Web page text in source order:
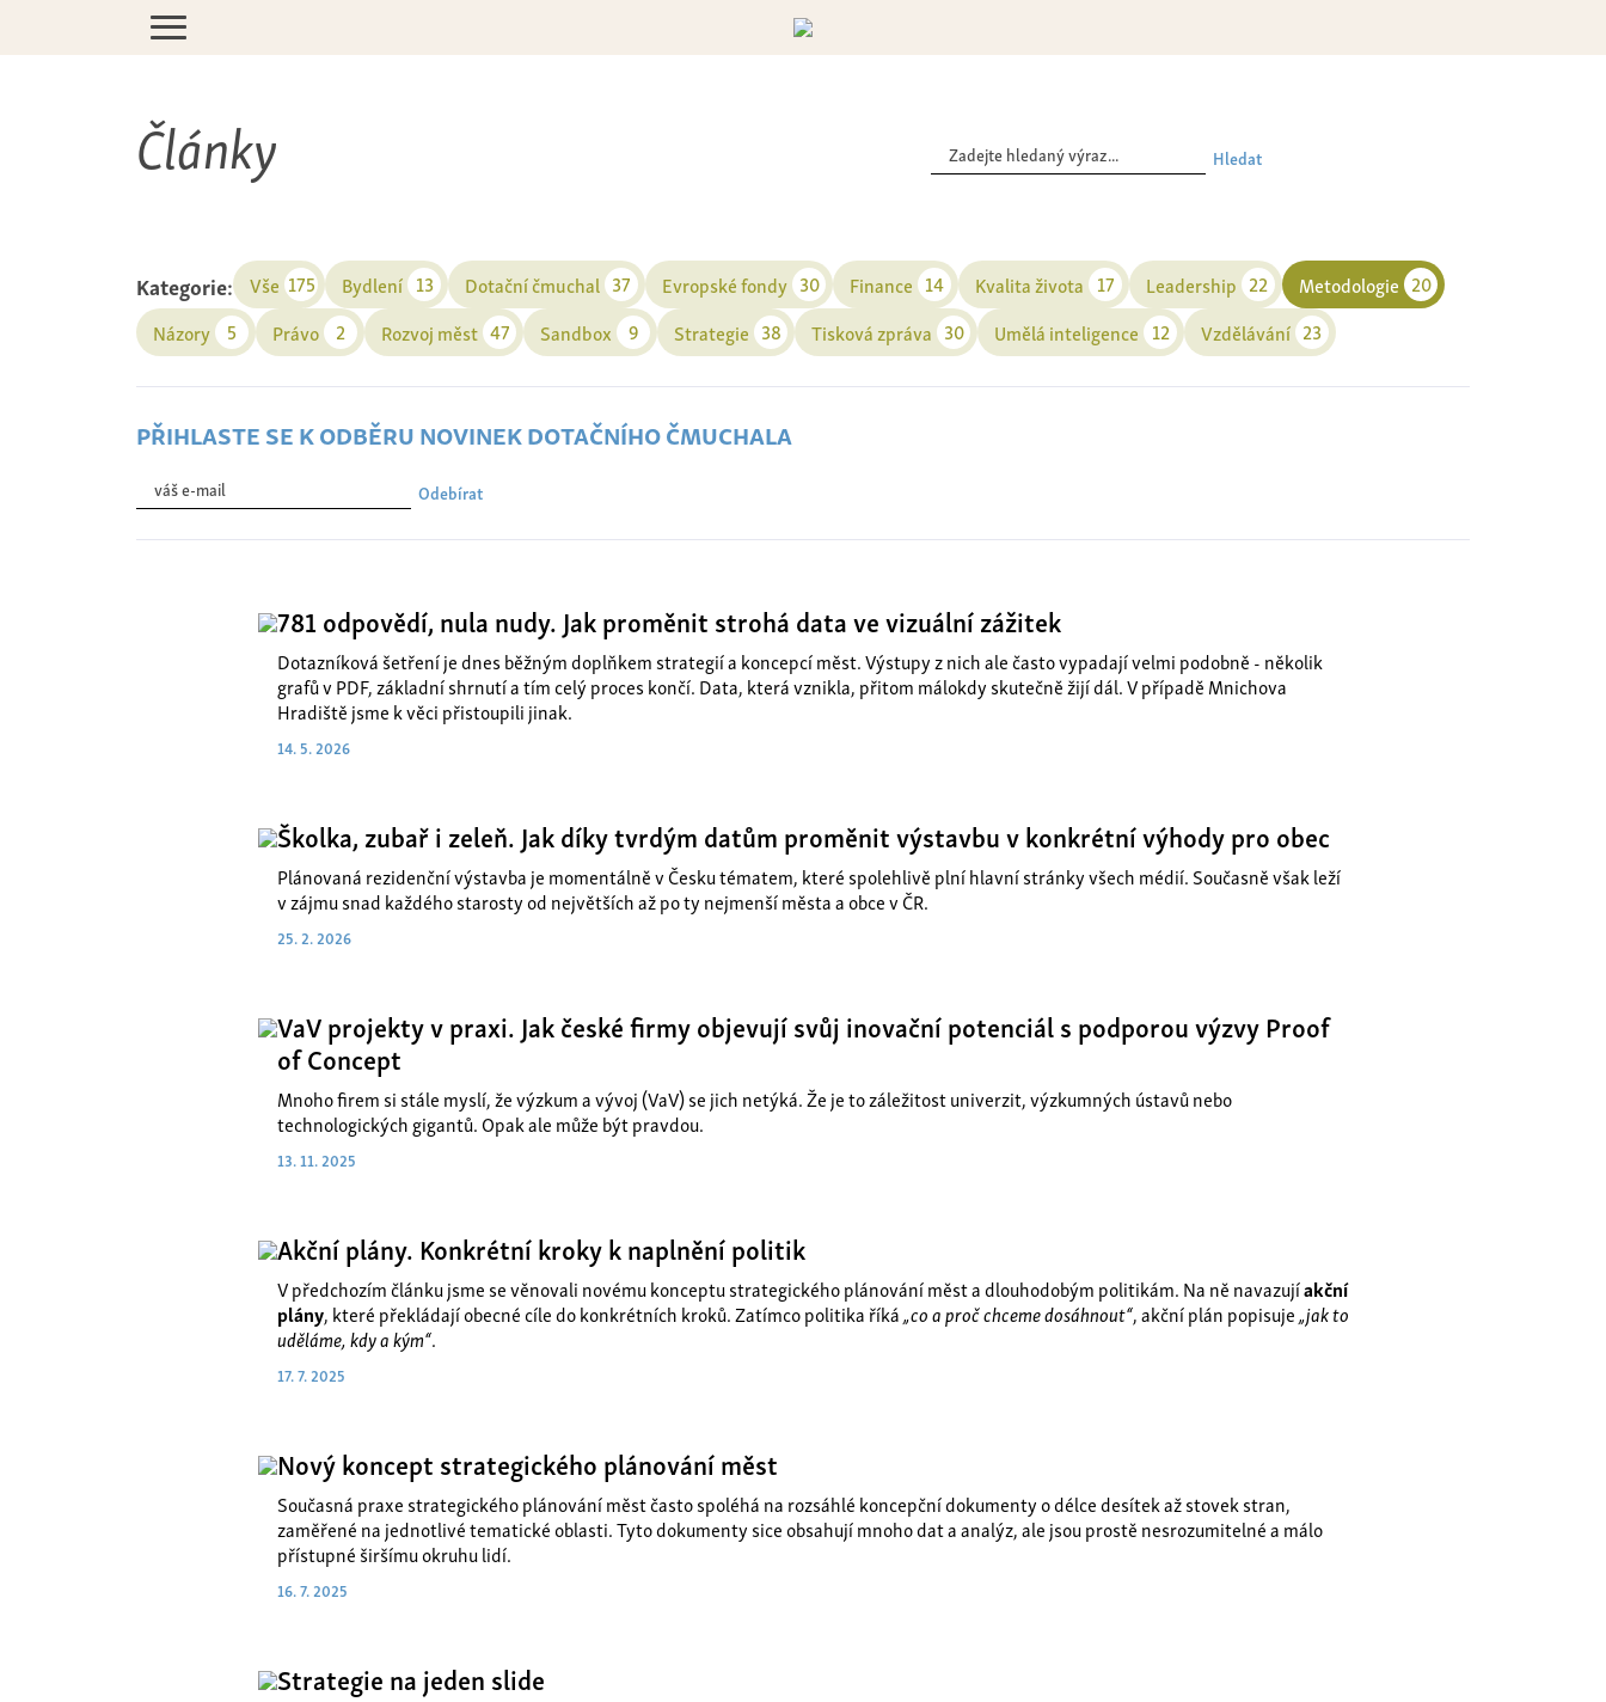
Články Hledat
Kategorie: Vše 175 Bydlení 13 Dotační čmuchal 37 Evropské fondy 30 Finance 14 Kvalita života 17 Leadership 22 Metodologie 20
Názory 5 Právo 2 Rozvoj měst 47 Sandbox 9 Strategie 38 Tisková zpráva 30 Umělá inteligence 12 Vzdělávání 23
přihlaste se k odběru novinek dotačního čmuchala
Odebírat
781 odpovědí, nula nudy. Jak proměnit strohá data ve vizuální zážitek
Dotazníková šetření je dnes běžným doplňkem strategií a koncepcí měst. Výstupy z nich ale často vypadají velmi podobně - několik
grafů v PDF, základní shrnutí a tím celý proces končí. Data, která vznikla, přitom málokdy skutečně žijí dál. V případě Mnichova
Hradiště jsme k věci přistoupili jinak.
14. 5. 2026
Školka, zubař i zeleň. Jak díky tvrdým datům proměnit výstavbu v konkrétní výhody pro obec
Plánovaná rezidenční výstavba je momentálně v Česku tématem, které spolehlivě plní hlavní stránky všech médií. Současně však leží
v zájmu snad každého starosty od největších až po ty nejmenší města a obce v ČR.
25. 2. 2026
VaV projekty v praxi. Jak české firmy objevují svůj inovační potenciál s podporou výzvy Proof
of Concept
Mnoho firem si stále myslí, že výzkum a vývoj (VaV) se jich netýká. Že je to záležitost univerzit, výzkumných ústavů nebo
technologických gigantů. Opak ale může být pravdou.
13. 11. 2025
Akční plány. Konkrétní kroky k naplnění politik
V předchozím článku jsme se věnovali novému konceptu strategického plánování měst a dlouhodobým politikám. Na ně navazujíakční
plány, které překládají obecné cíle do konkrétních kroků. Zatímco politika říká„co a proč chceme dosáhnout“, akční plán popisuje„jak to
uděláme, kdy a kým“.
17. 7. 2025
Nový koncept strategického plánování měst
Současná praxe strategického plánování měst často spoléhá na rozsáhlé koncepční dokumenty o délce desítek až stovek stran,
zaměřené na jednotlivé tematické oblasti. Tyto dokumenty sice obsahují mnoho dat a analýz, ale jsou prostě nesrozumitelné a málo
přístupné širšímu okruhu lidí.
16. 7. 2025
Strategie na jeden slide